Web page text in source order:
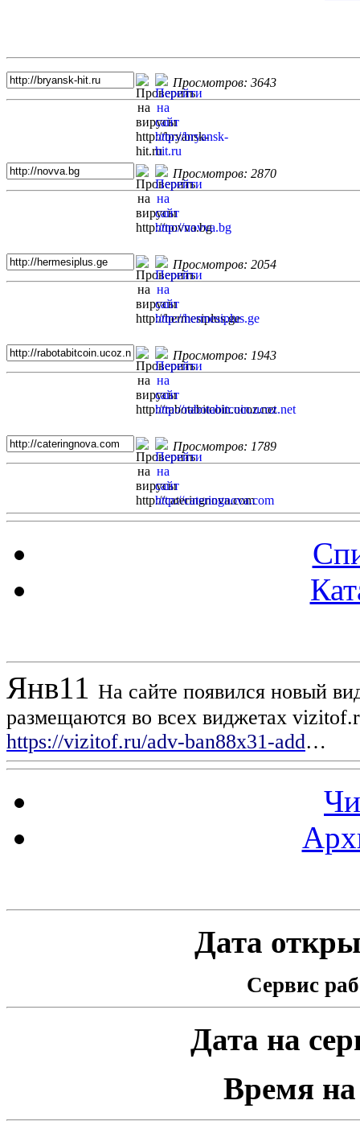
Просмотров: 3643
Просмотров: 2870
Просмотров: 2054
Просмотров: 1943
Просмотров: 1789
Янв11 На сайте появился новый
размещаются во всех виджетах
https://vizitof.ru/adv-ban88x31-add…
Дата
Сервис
Дата на
Время на